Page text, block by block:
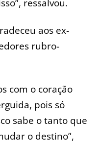
ressalvou.
aos ex-
rubro-
com o coração
pois só
sabe o tanto que
o destino”,